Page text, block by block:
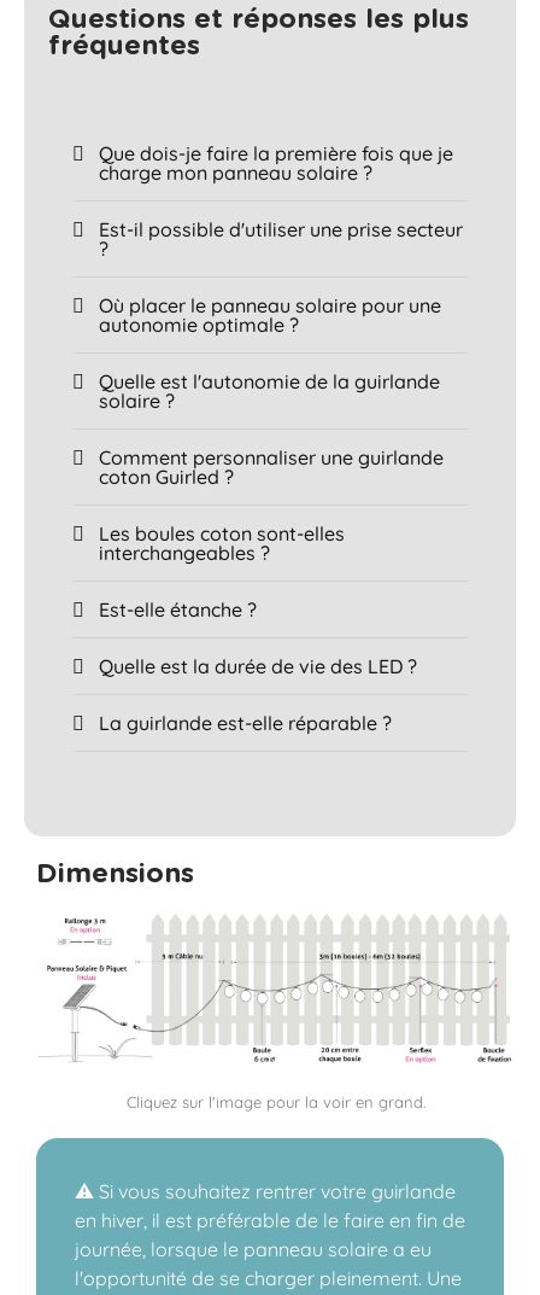
Questions et réponses les plus
fréquentes​
Que dois-je faire la première fois que je
charge mon panneau solaire ?
Est-il possible d'utiliser une prise secteur
?
Où placer le panneau solaire pour une
autonomie optimale ?
Quelle est l'autonomie de la guirlande
solaire ?
Comment personnaliser une guirlande
coton Guirled ?
Les boules coton sont-elles
interchangeables ?
Est-elle étanche ?
Quelle est la durée de vie des LED ?
La guirlande est-elle réparable ?
Dimensions
Cliquez sur l'image pour la voir en grand.
⚠️ Si vous souhaitez rentrer votre guirlande
en hiver, il est préférable de le faire en fin de
journée, lorsque le panneau solaire a eu
l'opportunité de se charger pleinement. Une